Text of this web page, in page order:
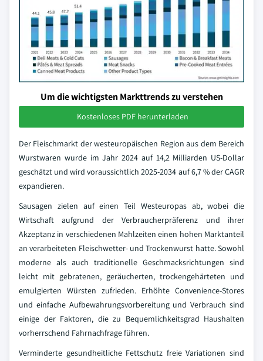
Um die wichtigsten Markttrends zu verstehen
Kostenloses PDF herunterladen
Der Fleischmarkt der westeuropäischen Region aus dem Bereich
Wurstwaren wurde im Jahr 2024 auf 14,2 Milliarden US-Dollar
geschätzt und wird voraussichtlich 2025-2034 auf 6,7 % der CAGR
expandieren.
Sausagen zielen auf einen Teil Westeuropas ab, wobei die
Wirtschaft aufgrund der Verbraucherpräferenz und ihrer
Akzeptanz in verschiedenen Mahlzeiten einen hohen Marktanteil
an verarbeiteten Fleischwetter- und Trockenwurst hatte. Sowohl
moderne als auch traditionelle Geschmacksrichtungen sind
leicht mit gebratenen, geräucherten, trockengehärteten und
emulgierten Würsten zufrieden. Erhöhte Convenience-Stores
und einfache Aufbewahrungsvorbereitung und Verbrauch sind
einige der Faktoren, die zu Bequemlichkeitsgrad Haushalten
vorherrschend Fahrnachfrage führen.
Verminderte gesundheitliche Fettschutz freie Variationen sind